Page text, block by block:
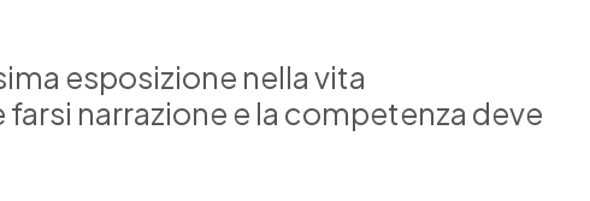
esposizione nella vita
narrazione e la competenza deve